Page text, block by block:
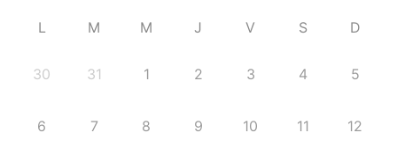
L M M J V S D
30 31 1 2 3 4 5
6 7 8 9 10 11 12